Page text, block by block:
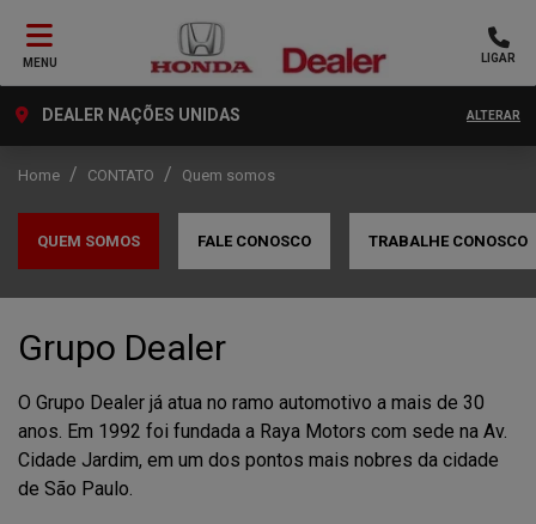
MENU LIGAR
DEALER NAÇÕES UNIDAS ALTERAR
Home CONTATO Quem somos
QUEM SOMOS FALE CONOSCO TRABALHE CONOSCO
Grupo Dealer
O Grupo Dealer já atua no ramo automotivo a mais de 30
anos. Em 1992 foi fundada a Raya Motors com sede na Av.
Cidade Jardim, em um dos pontos mais nobres da cidade
de São Paulo.